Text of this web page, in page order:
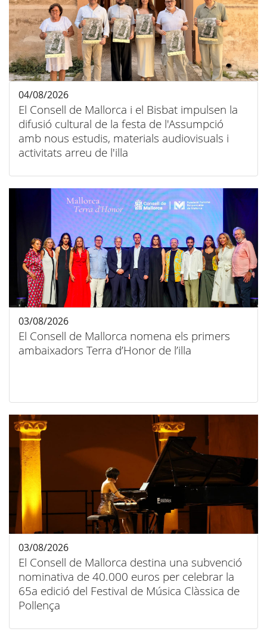
El Consell de Mallorca i el Bisbat impulsen la
difusió cultural de la festa de l'Assumpció
amb nous estudis, materials audiovisuals i
activitats arreu de l'illa
04/08/2026
El Consell de Mallorca nomena els primers
ambaixadors Terra d’Honor de l’illa
03/08/2026
El Consell de Mallorca destina una subvenció
nominativa de 40.000 euros per celebrar la
65a edició del Festival de Música Clàssica de
Pollença
03/08/2026